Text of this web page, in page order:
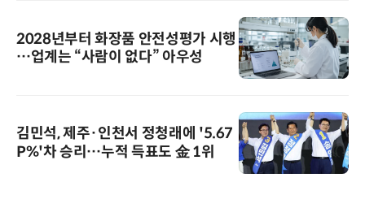
2028년부터 화장품 안전성평가 시행
…업계는 “사람이 없다” 아우성
김민석, 제주·인천서 정청래에 '5.67
P%'차 승리…누적 득표도 金 1위